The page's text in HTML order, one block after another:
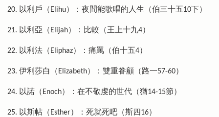
20. 以利戶（Elihu）：夜間能歌唱的人生（伯三十五10下）
21. 以利亞（Elijah）：比較（王上十九4）
22. 以利法（Eliphaz）：痛罵（伯十五4）
23. 伊利莎白（Elizabeth）：雙重眷顧（路一57-60）
24. 以諾（Enoch）：在不敬虔的世代（猶14-15節）
25. 以斯帖（Esther）：死就死吧（斯四16）